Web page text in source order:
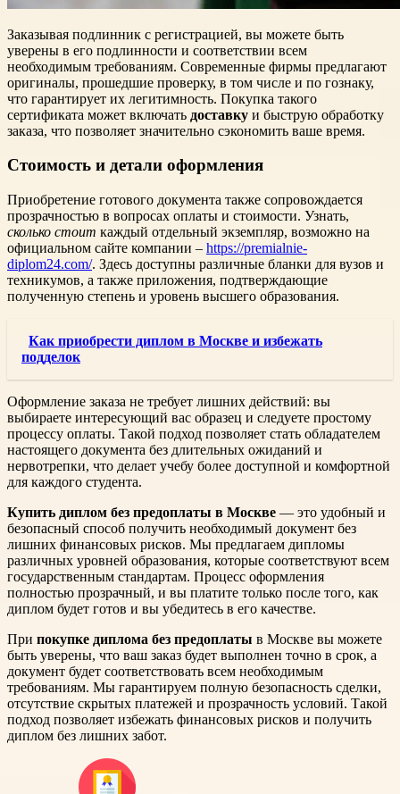
Заказывая подлинник с регистрацией, вы можете быть
уверены в его подлинности и соответствии всем
необходимым требованиям. Современные фирмы предлагают
оригиналы, прошедшие проверку, в том числе и по гознаку,
что гарантирует их легитимность. Покупка такого
сертификата может включать доставку и быструю обработку
заказа, что позволяет значительно сэкономить ваше время.
Стоимость и детали оформления
Приобретение готового документа также сопровождается
прозрачностью в вопросах оплаты и стоимости. Узнать,
сколько стоит каждый отдельный экземпляр, возможно на
официальном сайте компании – https://premialnie-
diplom24.com/. Здесь доступны различные бланки для вузов и
техникумов, а также приложения, подтверждающие
полученную степень и уровень высшего образования.
Как приобрести диплом в Москве и избежать
подделок
Оформление заказа не требует лишних действий: вы
выбираете интересующий вас образец и следуете простому
процессу оплаты. Такой подход позволяет стать обладателем
настоящего документа без длительных ожиданий и
нервотрепки, что делает учебу более доступной и комфортной
для каждого студента.
Купить диплом без предоплаты в Москве — это удобный и
безопасный способ получить необходимый документ без
лишних финансовых рисков. Мы предлагаем дипломы
различных уровней образования, которые соответствуют всем
государственным стандартам. Процесс оформления
полностью прозрачный, и вы платите только после того, как
диплом будет готов и вы убедитесь в его качестве.
При покупке диплома без предоплаты в Москве вы можете
быть уверены, что ваш заказ будет выполнен точно в срок, а
документ будет соответствовать всем необходимым
требованиям. Мы гарантируем полную безопасность сделки,
отсутствие скрытых платежей и прозрачность условий. Такой
подход позволяет избежать финансовых рисков и получить
диплом без лишних забот.